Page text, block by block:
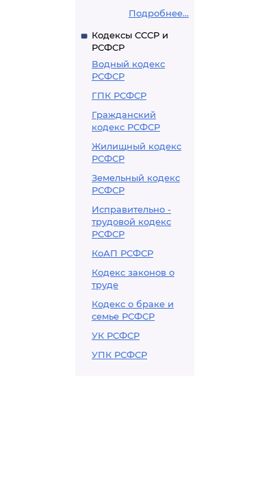
Подробнее...
Кодексы СССР и
РСФСР
Водный кодекс
РСФСР
ГПК РСФСР
Гражданский
кодекс РСФСР
Жилищный кодекс
РСФСР
Земельный кодекс
РСФСР
Исправительно -
трудовой кодекс
РСФСР
КоАП РСФСР
Кодекс законов о
труде
Кодекс о браке и
семье РСФСР
УК РСФСР
УПК РСФСР